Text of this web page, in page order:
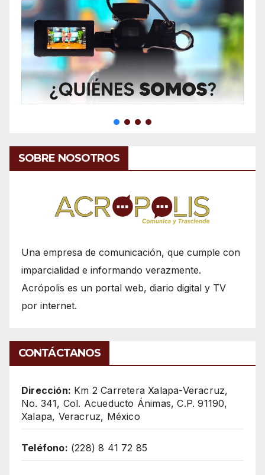
SOBRE NOSOTROS
Una empresa de comunicación, que cumple con
imparcialidad e informando verazmente.
Acrópolis es un portal web, diario digital y TV
por internet.
CONTÁCTANOS
Dirección: Km 2 Carretera Xalapa-Veracruz,
No. 341, Col. Acueducto Ánimas, C.P. 91190,
Xalapa, Veracruz, México
Teléfono: (228) 8 41 72 85